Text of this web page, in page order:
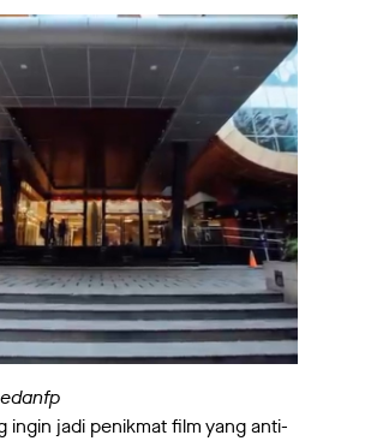
ingin jadi penikmat film yang anti-